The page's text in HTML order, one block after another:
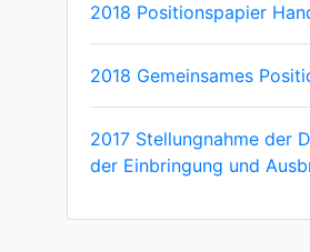
2018 Positionspapier
2018 Gemeinsames
2017 Stellungnahme der
der Einbringung und